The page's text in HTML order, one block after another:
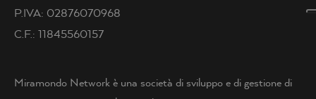
P.IVA: 02876070968
C.F.: 11845560157
Miramondo Network è una società di sviluppo e di gestione di